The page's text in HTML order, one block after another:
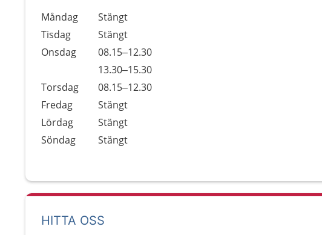
Dag
Öppettider
Kommentarer
Måndag
Stängt
Tisdag
Stängt
Onsdag
08.15–12.30
13.30–15.30
Torsdag
08.15–12.30
Fredag
Stängt
Lördag
Stängt
Söndag
Stängt
HITTA OSS